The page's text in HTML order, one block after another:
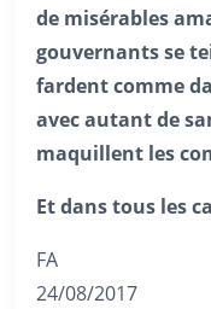
de misérables
gouvernants se
fardent comme
avec autant de
maquillent les
Et dans tous les
FA
24/08/2017